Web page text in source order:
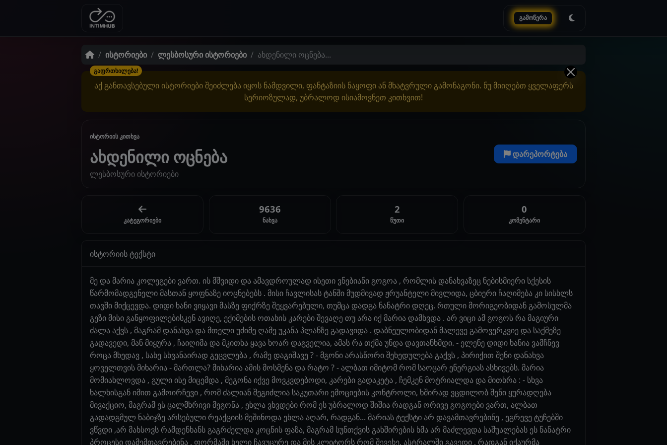
გამოწერა
ისტორიები ლესბოსური ისტორიები ახდენილი ოცნება...
გაფრთხილება!
აქ განთავსებული ისტორიები შეიძლება იყოს ნამდვილი, ფანტაზიის ნაყოფი ან მხატვრული გამონაგონი. ნუ მიიღებთ ყველაფერს
სერიოზულად, უბრალოდ ისიამოვნეთ კითხვით!
ისტორიის კითხვა
ახდენილი ოცნება
ლესბოსური ისტორიები
დარეპორტება
კატეგორიები
9636
ნახვა
2
წუთი
0
კომენტარი
ისტორიის ტექსტი
მე და მარია კოლეგები ვართ. ის მშვიდი და ამავდროულად ისეთი ვნებიანი გოგოა , რომლის დანახვაზეც ნებისმიერი სქესის
წარმომადგენელი მასთან ყოფნაზე იოცნებებს . მისი ჩავლისას ტანში მუდმივად ჟრუანტელი მივლიდა, ცბიერი ჩაღიმება კი სისხლს
თავში მიქცევდა. დიდი ხანი ვიყავი მასზე ფიქრზე შეყვარებული, თუმცა დადგა ნანატრი დღეც. რთული მორიგეობიდან გამოსულმა
გეზი მისი განყოფილებისკენ ავიღე, ექიმების ოთახის კარები შევაღე თუ არა იქ მარია დამხვდა . არ ვიცი ამ გოგოს რა მაგიური
ძალა აქვს , მაგრამ დანახვა და მთელი უძიმე ღამე უკანა პლანზე გადავიდა . დაბნეულობიდან მალევე გამოვერკვიე და საქმეზე
გადავედი, მან მიყურა , ჩაიღიმა და მკითხა ყავა ხოარ დაგველია, ამას რა თქმა უნდა დავთანხმდი. - ელენე დიდი ხანია ვამჩნევ
როცა მხედავ , სახე სხვანაირად გეცვლება , რამე დაგიშავე ? - მგონი არასწორი შეხედულება გაქვს , პირიქით შენი დანახვა
ყოველთვის მიხარია - მართლა? მიხარია ამის მოსმენა და რატო ? - ალბათ იმიტომ რომ საოცარ ენერგიას ასხივებს. მარია
მომიახლოვდა , გული ისე მიცემდა , მეგონა იქვე მოვკვდებოდი, კარები გადაკეტა , ჩემკენ მოტრიალდა და მითხრა : - სხვა
ხალხისგან იმით გამოირჩევი , რომ ძალიან შეგიძლია საკუთარი ემოციების კონტროლი, ხშირად ვცდილობ შენი ყურადღება
მივაქციო, მაგრამ ეს ცალმხრივი მეგონა , ეხლა ვხვდები რომ ეს უბრალოდ შიშია რადგან ორივე გოგოები ვართ, ალბათ
გადადგმულ ნაბიჯზე არსებული რეაქციის მეშინოდა ეხლა აღარ, რადგან... მარიას ტექსტი არ დავამთავრებინე , ეგრევე ტუჩებში
ვწვდი ,არ მახსოვს რამდენხანს გაგრძელდა კოცნის ფაზა, მაგრამ სუნთქვის გახშირების ხმა არ მაძლევდა საშუალებას ეს ნანატრი
პროცესი დამემთავრებინა , ფორმაში ხელი ჩავუცურე და მის კლიტორს რომ შევეხე, ასტრალში გავედი , რადგან იქაურმა